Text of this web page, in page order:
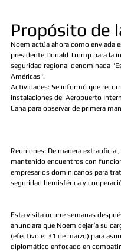
Propósito de
Noem actúa ahora como enviada
presidente Donald Trump para la
seguridad regional denominada
Américas".
Actividades: Se informó que
instalaciones del Aeropuerto
Cana para observar de primera
Reuniones: De manera
mantenido encuentros con
empresarios dominicanos para
seguridad hemisférica y
Esta visita ocurre semanas
anunciara que Noem dejaría su
(efectivo el 31 de marzo) para
diplomático enfocado en